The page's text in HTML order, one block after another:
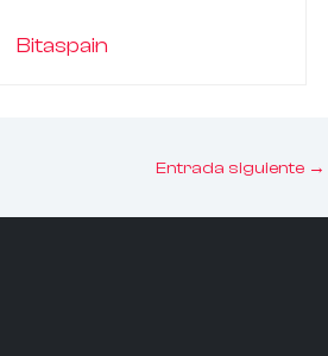
Bitaspain
Entrada siguiente →